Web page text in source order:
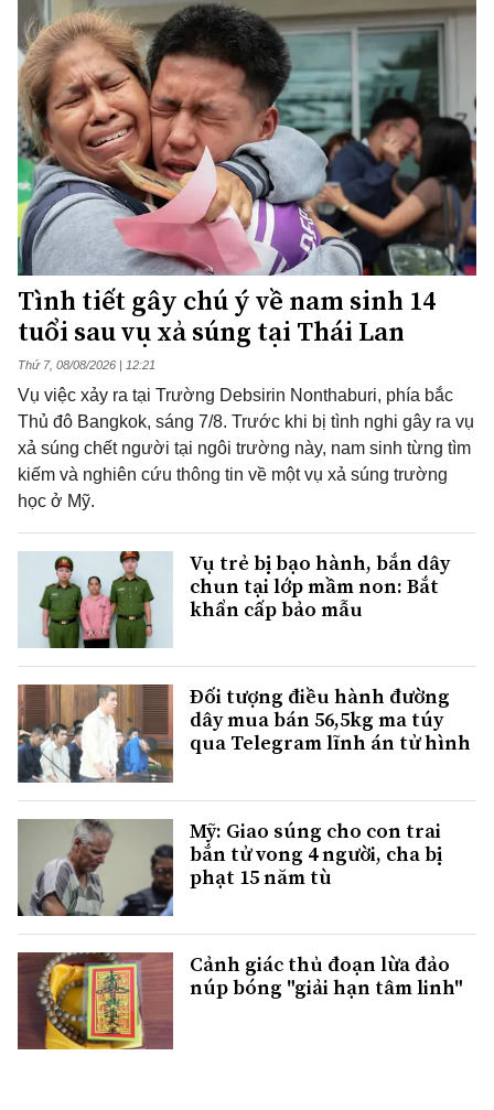
Tình tiết gây chú ý về nam sinh 14
tuổi sau vụ xả súng tại Thái Lan
Thứ 7, 08/08/2026 | 12:21
Vụ việc xảy ra tại Trường Debsirin Nonthaburi, phía bắc
Thủ đô Bangkok, sáng 7/8. Trước khi bị tình nghi gây ra vụ
xả súng chết người tại ngôi trường này, nam sinh từng tìm
kiếm và nghiên cứu thông tin về một vụ xả súng trường
học ở Mỹ.
Vụ trẻ bị bạo hành, bắn dây
chun tại lớp mầm non: Bắt
khẩn cấp bảo mẫu
Đối tượng điều hành đường
dây mua bán 56,5kg ma túy
qua Telegram lĩnh án tử hình
Mỹ: Giao súng cho con trai
bắn tử vong 4 người, cha bị
phạt 15 năm tù
Cảnh giác thủ đoạn lừa đảo
núp bóng "giải hạn tâm linh"